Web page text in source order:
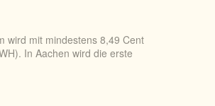
wird mit mindestens 8,49 Cent
In Aachen wird die erste